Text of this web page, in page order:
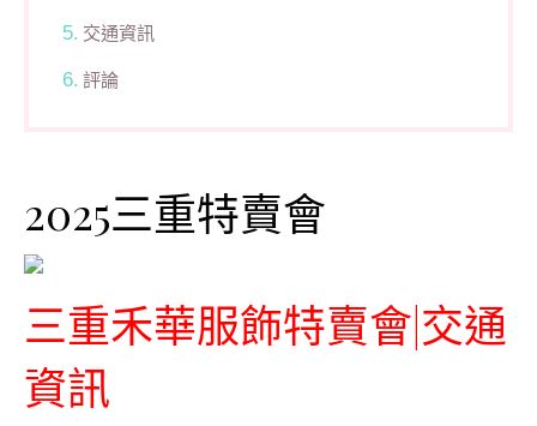
交通資訊
評論
2025三重特賣會
三重禾華服飾特賣會|交通
資訊